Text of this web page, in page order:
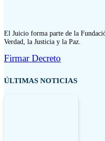
El Juicio forma parte de la
Verdad, la Justicia y la Paz.
Firmar Decreto
ÚLTIMAS NOTICIAS